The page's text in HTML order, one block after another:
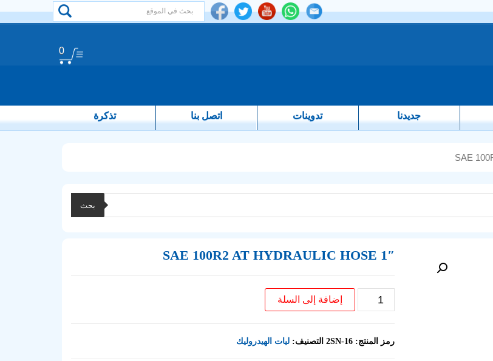
0
جديدنا تدوينات اتصل بنا تذكرة
بحث
1″ SAE 100R2 AT HYDRAULIC HOSE
كمية
1"
AT
إضافة إلى السلة
رمز المنتج:2SN-16 التصنيف:ليات الهيدروليك